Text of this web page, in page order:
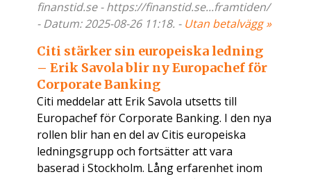
finanstid.se - https://finanstid.se...framtiden/
- Datum: 2025-08-26 11:18. - Utan betalvägg »
Citi stärker sin europeiska ledning
– Erik Savola blir ny Europachef för
Corporate Banking
Citi meddelar att Erik Savola utsetts till
Europachef för Corporate Banking. I den nya
rollen blir han en del av Citis europeiska
ledningsgrupp och fortsätter att vara
baserad i Stockholm. Lång erfarenhet inom